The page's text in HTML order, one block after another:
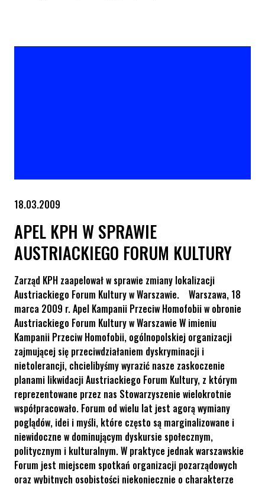
18.03.2009
APEL KPH W SPRAWIE
AUSTRIACKIEGO FORUM KULTURY
Zarząd KPH zaapelował w sprawie zmiany lokalizacji
Austriackiego Forum Kultury w Warszawie. Warszawa, 18
marca 2009 r. Apel Kampanii Przeciw Homofobii w obronie
Austriackiego Forum Kultury w Warszawie W imieniu
Kampanii Przeciw Homofobii, ogólnopolskiej organizacji
zajmującej się przeciwdziałaniem dyskryminacji i
nietolerancji, chcielibyśmy wyrazić nasze zaskoczenie
planami likwidacji Austriackiego Forum Kultury, z którym
reprezentowane przez nas Stowarzyszenie wielokrotnie
współpracowało. Forum od wielu lat jest agorą wymiany
poglądów, idei i myśli, które często są marginalizowane i
niewidoczne w dominującym dyskursie społecznym,
politycznym i kulturalnym. W praktyce jednak warszawskie
Forum jest miejscem spotkań organizacji pozarządowych
oraz wybitnych osobistości niekoniecznie o charakterze